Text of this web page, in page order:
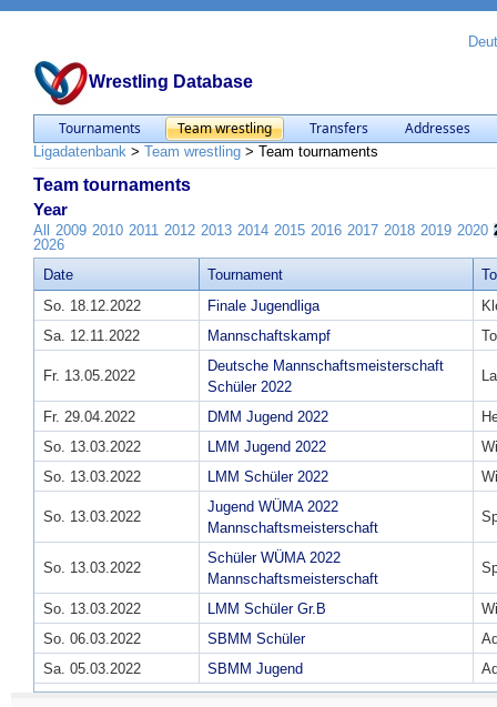
Wrestling Database
Tournaments Team wrestling Transfers Addresses
Ligadatenbank > Team wrestling > Team tournaments
Team tournaments
Year
All 2009 2010 2011 2012 2013 2014 2015 2016 2017 2018 2019 2020
2026
Date
Tournament
So. 18.12.2022
Finale Jugendliga
Sa. 12.11.2022
Mannschaftskampf
Fr. 13.05.2022
Deutsche Mannschaftsmeisterschaft
Schüler 2022
Fr. 29.04.2022 DMM Jugend 2022
So. 13.03.2022
LMM Jugend 2022
So. 13.03.2022
LMM Schüler 2022
So. 13.03.2022
Jugend WÜMA 2022
Mannschaftsmeisterschaft
So. 13.03.2022
Schüler WÜMA 2022
Mannschaftsmeisterschaft
So. 13.03.2022 LMM Schüler Gr.B
So. 06.03.2022
SBMM Schüler
Sa. 05.03.2022
SBMM Jugend